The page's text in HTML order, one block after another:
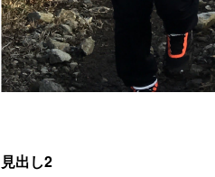
見出し2